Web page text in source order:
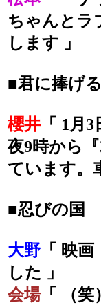
ちゃんとラ
します 」
■君に捧げ
櫻井 「 1月
夜9時から
ています。
■忍びの国
大野 「 映
した 」
会場「 （笑